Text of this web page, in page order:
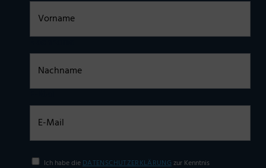
Ich habe dieDATENSCHUTZERKLÄRUNGzur Kenntnis